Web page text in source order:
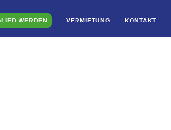
WERDEN VERMIETUNG KONTAKT